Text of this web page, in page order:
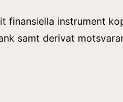
finansiella instrument
samt derivat